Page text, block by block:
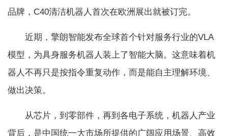
品牌，C40清洁机器人首次在欧洲展出就被订完。
近期，擎朗智能发布全球首个针对服务行业的VLA
模型，为具身服务机器人装上了智能大脑。这意味着机
器人不再只是按指令重复动作，而是能自主理解环境、
做出决策。
从芯片，到零部件，再到各电子系统，机器人产业
背后，是中国统一大市场所提供的广阔应用场景、高效